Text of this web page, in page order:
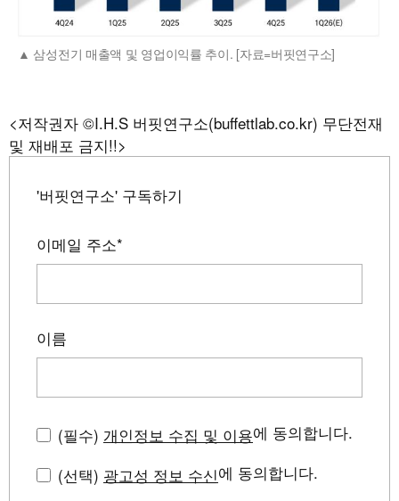
삼성전기 매출액 및 영업이익률 추이. [자료=버핏연구소]
<저작권자 ©I.H.S 버핏연구소(buffettlab.co.kr) 무단전재
및 재배포 금지!!>
'버핏연구소' 구독하기
이메일 주소*
이름
(필수) 개인정보 수집 및 이용에 동의합니다.
(선택) 광고성 정보 수신에 동의합니다.